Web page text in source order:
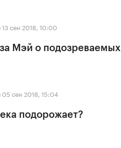
13 сен 2018, 10:00
Мэй о подозреваемых
05 сен 2018, 15:04
подорожает?